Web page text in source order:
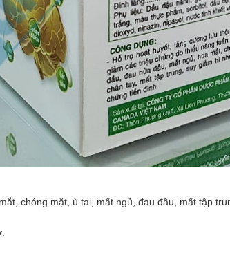
chóng mặt, ù tai, mất ngủ, đau đầu, mất tập